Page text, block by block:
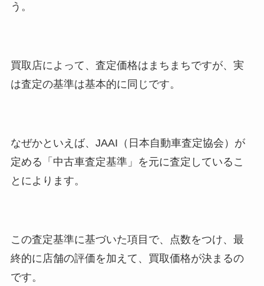
う。
買取店によって、査定価格はまちまちですが、実
は査定の基準は基本的に同じです。
なぜかといえば、JAAI（日本自動車査定協会）が
定める「中古車査定基準」を元に査定しているこ
とによります。
この査定基準に基づいた項目で、点数をつけ、最
終的に店舗の評価を加えて、買取価格が決まるの
です。